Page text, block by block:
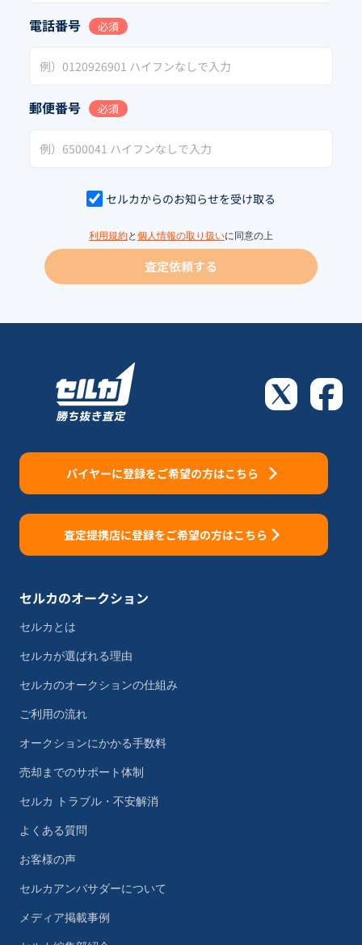
電話番号 必須
郵便番号 必須
セルカからのお知らせを受け取る
利用規約と 個人情報の取り扱いに同意の上
査定依頼する
バイヤーに登録をご希望の方はこちら
査定提携店に登録をご希望の方はこちら
セルカのオークション
セルカとは
セルカが選ばれる理由
セルカのオークションの仕組み
ご利用の流れ
オークションにかかる手数料
売却までのサポート体制
セルカ トラブル・不安解消
よくある質問
お客様の声
セルカアンバサダーについて
メディア掲載事例